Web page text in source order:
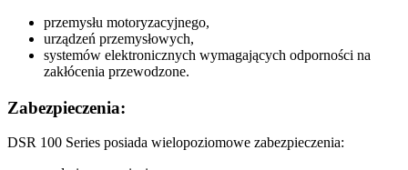
przemysłu motoryzacyjnego,
urządzeń przemysłowych,
systemów elektronicznych wymagających odporności na
zakłócenia przewodzone.
Zabezpieczenia:
DSR 100 Series posiada wielopoziomowe zabezpieczenia: